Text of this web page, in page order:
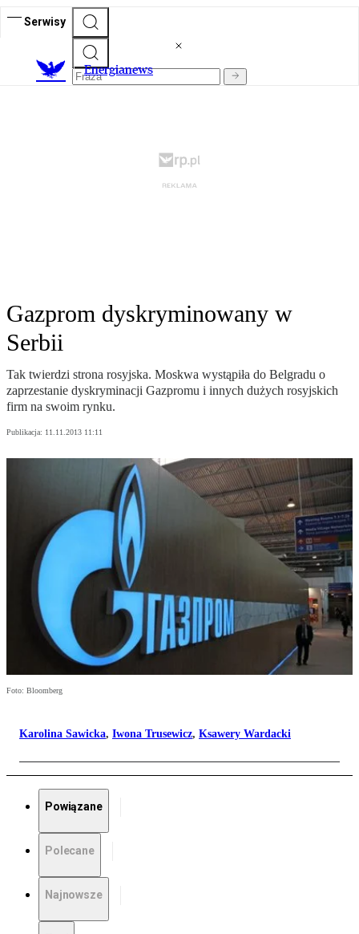
Serwisy
Energianews
Gazprom dyskryminowany w
Serbii
Tak twierdzi strona rosyjska. Moskwa wystąpiła do Belgradu o
zaprzestanie dyskryminacji Gazpromu i innych dużych rosyjskich
firm na swoim rynku.
Publikacja: 11.11.2013 11:11
Foto: Bloomberg
Karolina Sawicka, Iwona Trusewicz, Ksawery Wardacki
Powiązane
Polecane
Najnowsze